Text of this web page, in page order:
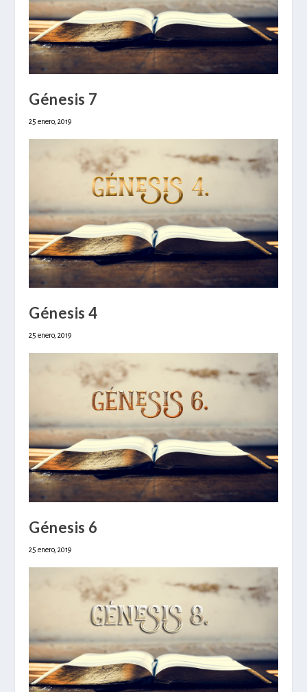
Génesis 7
25 enero, 2019
Génesis 4
25 enero, 2019
Génesis 6
25 enero, 2019